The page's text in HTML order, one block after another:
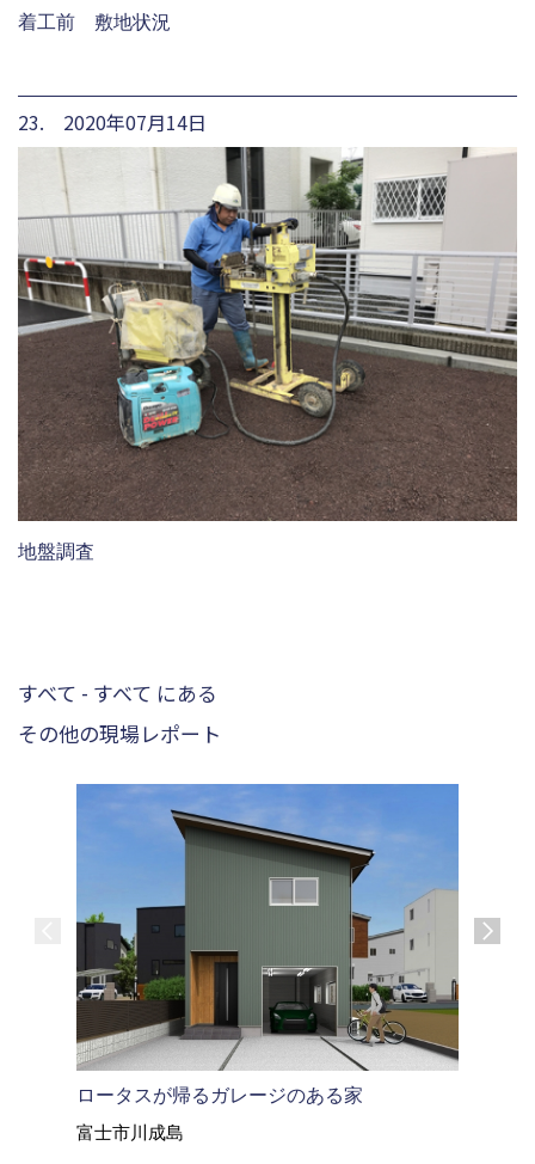
着工前 敷地状況
23. 2020年07月14日
地盤調査
すべて - すべて にある
その他の現場レポート
ロータスが帰るガレージのある家
富士市川成島